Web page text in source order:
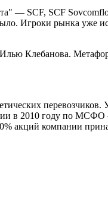
— SCF, SCF
Игроки рынка уже
Клебанова.
перевозчиков.
в 2010 году по
акций компании